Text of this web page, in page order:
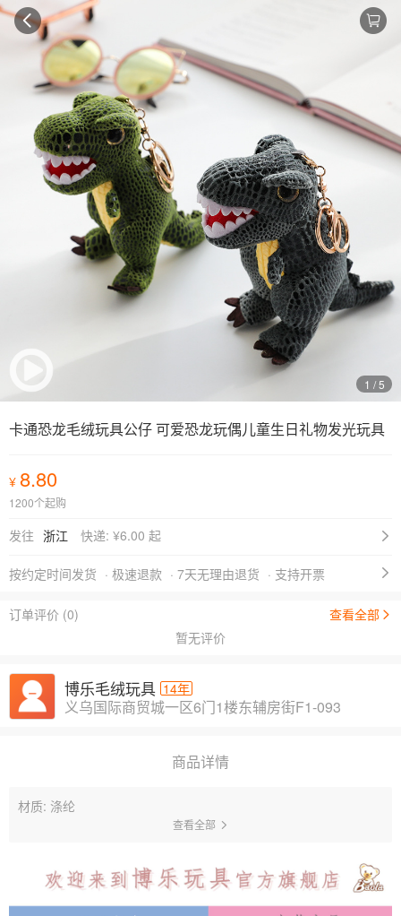
1 / 5
卡通恐龙毛绒玩具公仔 可爱恐龙玩偶儿童生日礼物发光玩具
¥ 8.80
1200个起购
发往 浙江 快递: ¥6.00 起
按约定时间发货 · 极速退款 · 7天无理由退货 · 支持开票
订单评价 (0)
查看全部
暂无评价
博乐毛绒玩具 14年
义乌国际商贸城一区6门1楼东辅房街F1-093
商品详情
材质: 涤纶
查看全部